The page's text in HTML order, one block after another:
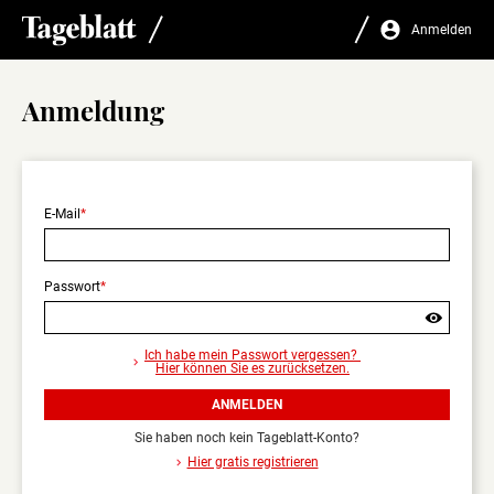
Sie
sicher,
Sie
sich
abmelden
wollen?
Nur
Anmelden
Anmeldung
E-Mail
Passwort
Ich habe mein Passwort vergessen?
Hier können Sie es zurücksetzen.
ANMELDEN
Sie haben noch kein Tageblatt-Konto?
Hier gratis registrieren